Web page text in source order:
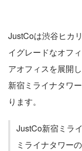
JustCoは渋谷ヒカ
イグレードなオフ
アオフィスを展開
新宿ミライナタワ
ります。
JustCo新宿ミラ
ミライナタワー